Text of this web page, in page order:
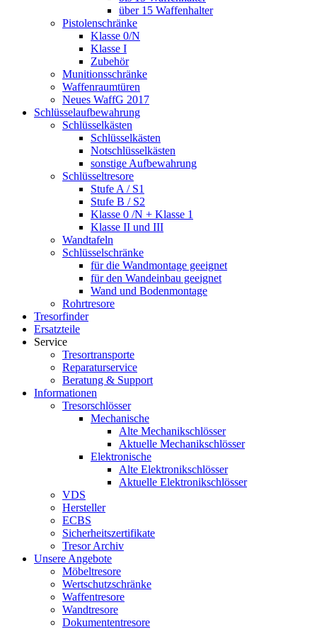
über 15 Waffenhalter
Pistolenschränke
Klasse 0/N
Klasse I
Zubehör
Munitionsschränke
Waffenraumtüren
Neues WaffG 2017
Schlüsselaufbewahrung
Schlüsselkästen
Schlüsselkästen
Notschlüsselkästen
sonstige Aufbewahrung
Schlüsseltresore
Stufe A / S1
Stufe B / S2
Klasse 0 /N + Klasse 1
Klasse II und III
Wandtafeln
Schlüsselschränke
für die Wandmontage geeignet
für den Wandeinbau geeignet
Wand und Bodenmontage
Rohrtresore
Tresorfinder
Ersatzteile
Service
Tresortransporte
Reparaturservice
Beratung & Support
Informationen
Tresorschlösser
Mechanische
Alte Mechanikschlösser
Aktuelle Mechanikschlösser
Elektronische
Alte Elektronikschlösser
Aktuelle Elektronikschlösser
VDS
Hersteller
ECBS
Sicherheitszertifikate
Tresor Archiv
Unsere Angebote
Möbeltresore
Wertschutzschränke
Waffentresore
Wandtresore
Dokumententresore